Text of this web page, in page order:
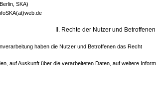
SKA)
II. Rechte der Nutzer und Betroffenen
haben die Nutzer und Betroffenen das Recht
auf Auskunft über die verarbeiteten Daten, auf weitere